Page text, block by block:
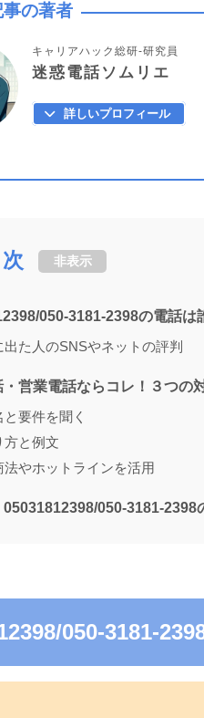
事の著者
キャリアハック総研-研究員
迷惑電話ソムリエ
詳しいプロフィール
次 非表示
050-3181-2398の電話は
出た人のSNSやネットの評判
営業電話ならコレ！３つの
要件を聞く
と例文
やホットラインを活用
05031812398/050-3181-2398
050-3181-